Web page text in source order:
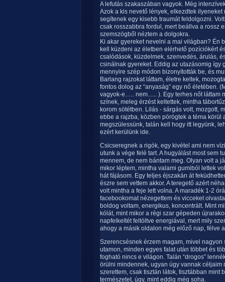
A lefutás szakaszában vagyok. Még
Azok a kis nevető lények, elkezdtek
segítenek egy kisebb traumát feldolgozni.
csak rosszabbra fordul, mert beállva a rossz
szemszögből néztem a dolgokra.
Ki akar gyereket nevelni a mai világban? Én
kell küzdeni az életben elérhető pozíciókért
csalódások, küzdelmek, szenvedés, árulás,
csinálnak gyereket. Eddig az utazásomig így
mennyire szép módon bizonyították be, és
Barlang rajzokat láttam, életre keltek,
fontos dolog az “anyaság” egy nő életében.
vagyok-e….. nem...... ). Egy terhes nőt láttam
színek, meleg érzést keltettek, mintha
korom sötétben. Lilás - sárgás volt, mozgott,
ebbe a rajzba, közben pörögtek a téma körül
megszülessünk, talán kell hogy itt legyünk,
ezért kerülünk ide.
Csicseregnek a rigók, egy kivétel ami nem
utunk a vége felé tart. A hugyálást most sem
mennem, de nem bántam meg. Olyan volt a
mikor léptem, mintha valami gumiból lettek
hát fájásom. Egy teljes éjszakán át
észre sem vettem akkor. A teregető azért
volt mintha a feje lett volna. A maradék 1-2
facebookomat nézegettem és vicceket
boldog voltam, energikus, koncentrált. Mint
kólát, mint mikor a régi szar gépeden
napfelkeltét feltöltve energiával, mert mily
ahogy a másik oldalon még előző nap, félve
Szerencsésnek érzem magam, mivel
utamon, minden egyes falat után többet és
fogható nincs e világon. Talán “drogos”
örülni mindennek, ugyan úgy vannak
szerettem, csak tisztán látok, tisztábban mint
természetet, úgy, mint eddig még soha.